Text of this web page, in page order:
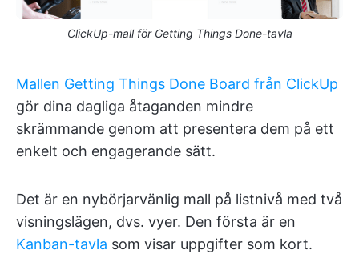
ClickUp-mall för Getting Things Done-tavla
Mallen Getting Things Done Board från ClickUp
gör dina dagliga åtaganden mindre
skrämmande genom att presentera dem på ett
enkelt och engagerande sätt.
Det är en nybörjarvänlig mall på listnivå med två
visningslägen, dvs. vyer. Den första är en
Kanban-tavla som visar uppgifter som kort.